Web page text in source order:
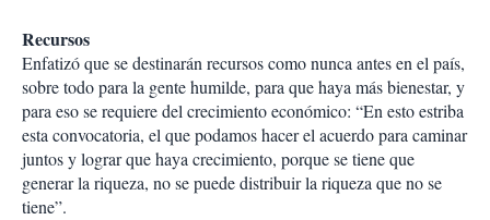
Recursos
Enfatizó que se destinarán recursos como nunca antes en el país,
sobre todo para la gente humilde, para que haya más bienestar, y
para eso se requiere del crecimiento económico: “En esto estriba
esta convocatoria, el que podamos hacer el acuerdo para caminar
juntos y lograr que haya crecimiento, porque se tiene que
generar la riqueza, no se puede distribuir la riqueza que no se
tiene”.